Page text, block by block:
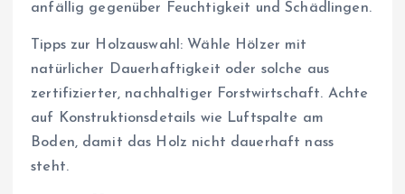
anfällig gegenüber Feuchtigkeit und Schädlingen.
Tipps zur Holzauswahl: Wähle Hölzer mit
natürlicher Dauerhaftigkeit oder solche aus
zertifizierter, nachhaltiger Forstwirtschaft. Achte
auf Konstruktionsdetails wie Luftspalte am
Boden, damit das Holz nicht dauerhaft nass
steht.